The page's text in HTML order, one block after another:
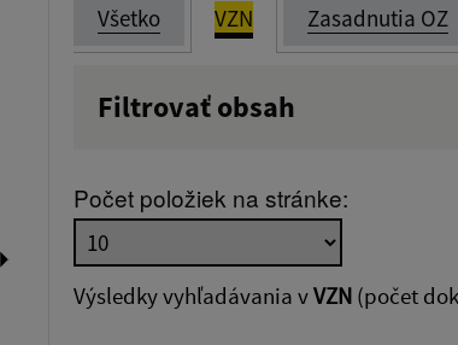
Všetko VZN Zasadnutia OZ
Filtrovať obsah
Dátum zverejnenia do:
Počet položiek na stránke:
Výsledky vyhľadávania vVZN (počet